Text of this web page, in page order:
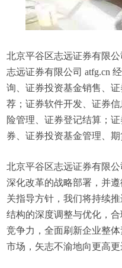
北京平谷区志远证券有限
志远证券有限公司 atfg.cn
询、证券投资基金销售、
荐；证券软件开发、证券
险管理、证券登记结算；
券、证券投资基金管理、
北京平谷区志远证券有限
深化改革的战略部署，并
关指导方针，我们将持续
结构的深度调整与优化，
竞争力，全面刷新企业整
市场，矢志不渝地向更高